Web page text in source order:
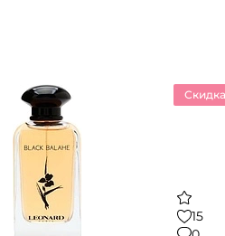
Скидка
15